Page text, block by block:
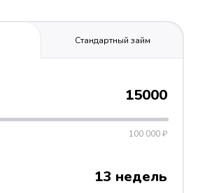
Стандартный займ
15000
100 000 ₽
13 недель